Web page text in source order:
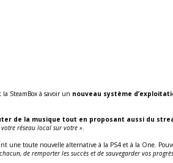
SteamBox à savoir un nouveau système
de la musique tout en proposant aussi du
réseau local sur votre ».
une toute nouvelle alternative à la PS4 et à la One.
de remporter les succès et de sauvegarder vos